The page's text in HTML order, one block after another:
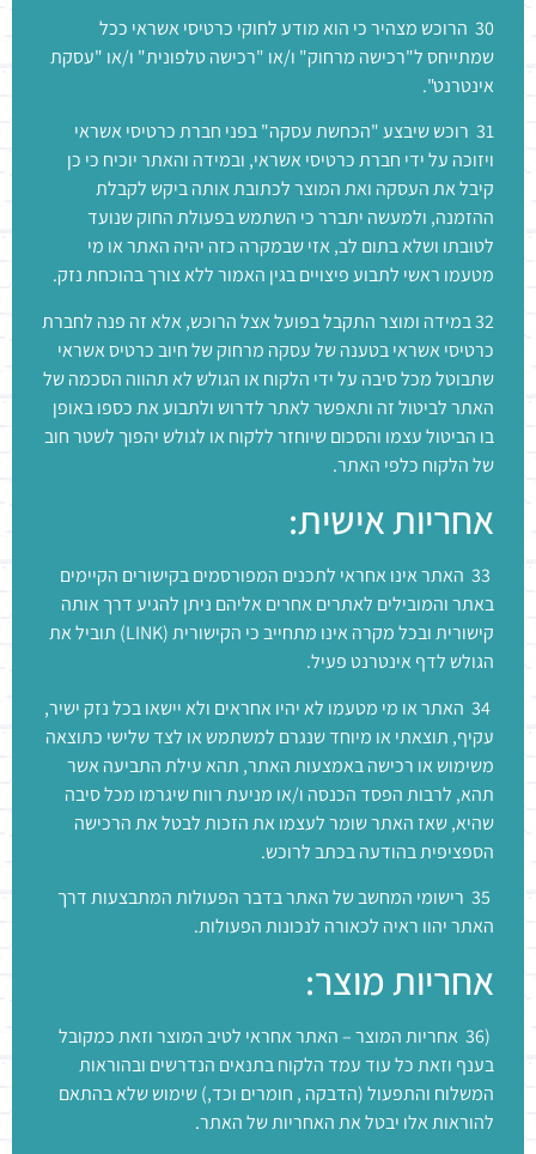
30 הרוכש מצהיר כי הוא מודע לחוקי כרטיסי אשראי ככל
שמתייחס ל"רכישה מרחוק" ו/או "רכישה טלפונית" ו/או "עסקת
אינטרנט".
31 רוכש שיבצע "הכחשת עסקה" בפני חברת כרטיסי אשראי
ויזוכה על ידי חברת כרטיסי אשראי, ובמידה והאתר יוכיח כי כן
קיבל את העסקה ואת המוצר לכתובת אותה ביקש לקבלת
ההזמנה, ולמעשה יתברר כי השתמש בפעולת החוק שנועד
לטובתו ושלא בתום לב, אזי שבמקרה כזה יהיה האתר או מי
מטעמו ראשי לתבוע פיצויים בגין האמור ללא צורך בהוכחת נזק.
32 במידה ומוצר התקבל בפועל אצל הרוכש, אלא זה פנה לחברת
כרטיסי אשראי בטענה של עסקה מרחוק של חיוב כרטיס אשראי
שתבוטל מכל סיבה על ידי הלקוח או הגולש לא תהווה הסכמה של
האתר לביטול זה ותאפשר לאתר לדרוש ולתבוע את כספו באופן
בו הביטול עצמו והסכום שיוחזר ללקוח או לגולש יהפוך לשטר חוב
של הלקוח כלפי האתר.
אחריות אישית:
33 האתר אינו אחראי לתכנים המפורסמים בקישורים הקיימים
באתר והמובילים לאתרים אחרים אליהם ניתן להגיע דרך אותה
קישורית ובכל מקרה אינו מתחייב כי הקישורית (LINK) תוביל את
הגולש לדף אינטרנט פעיל.
34 האתר או מי מטעמו לא יהיו אחראים ולא יישאו בכל נזק ישיר,
עקיף, תוצאתי או מיוחד שנגרם למשתמש או לצד שלישי כתוצאה
משימוש או רכישה באמצעות האתר, תהא עילת התביעה אשר
תהא, לרבות הפסד הכנסה ו/או מניעת רווח שיגרמו מכל סיבה
שהיא, שאז האתר שומר לעצמו את הזכות לבטל את הרכישה
הספציפית בהודעה בכתב לרוכש.
35 רישומי המחשב של האתר בדבר הפעולות המתבצעות דרך
האתר יהוו ראיה לכאורה לנכונות הפעולות.
אחריות מוצר:
(36 אחריות המוצר – האתר אחראי לטיב המוצר וזאת כמקובל
בענף וזאת כל עוד עמד הלקוח בתנאים הנדרשים ובהוראות
המשלוח והתפעול (הדבקה , חומרים וכד,) שימוש שלא בהתאם
להוראות אלו יבטל את האחריות של האתר.